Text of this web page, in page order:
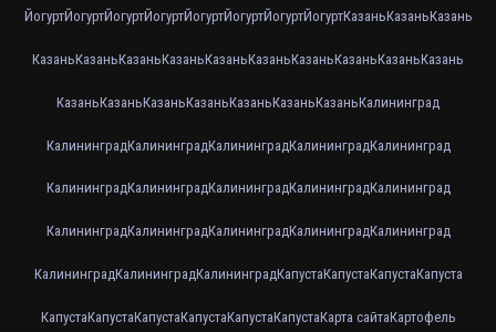
ЙогуртЙогуртЙогуртЙогуртЙогуртЙогуртЙогуртЙогуртКазаньКазаньКазань
КазаньКазаньКазаньКазаньКазаньКазаньКазаньКазаньКазаньКазань
КазаньКазаньКазаньКазаньКазаньКазаньКазаньКалининград
КалининградКалининградКалининградКалининградКалининград
КалининградКалининградКалининградКалининградКалининград
КалининградКалининградКалининградКалининградКалининград
КалининградКалининградКалининградКапустаКапустаКапустаКапуста
КапустаКапустаКапустаКапустаКапустаКапустаКарта сайтаКартофель